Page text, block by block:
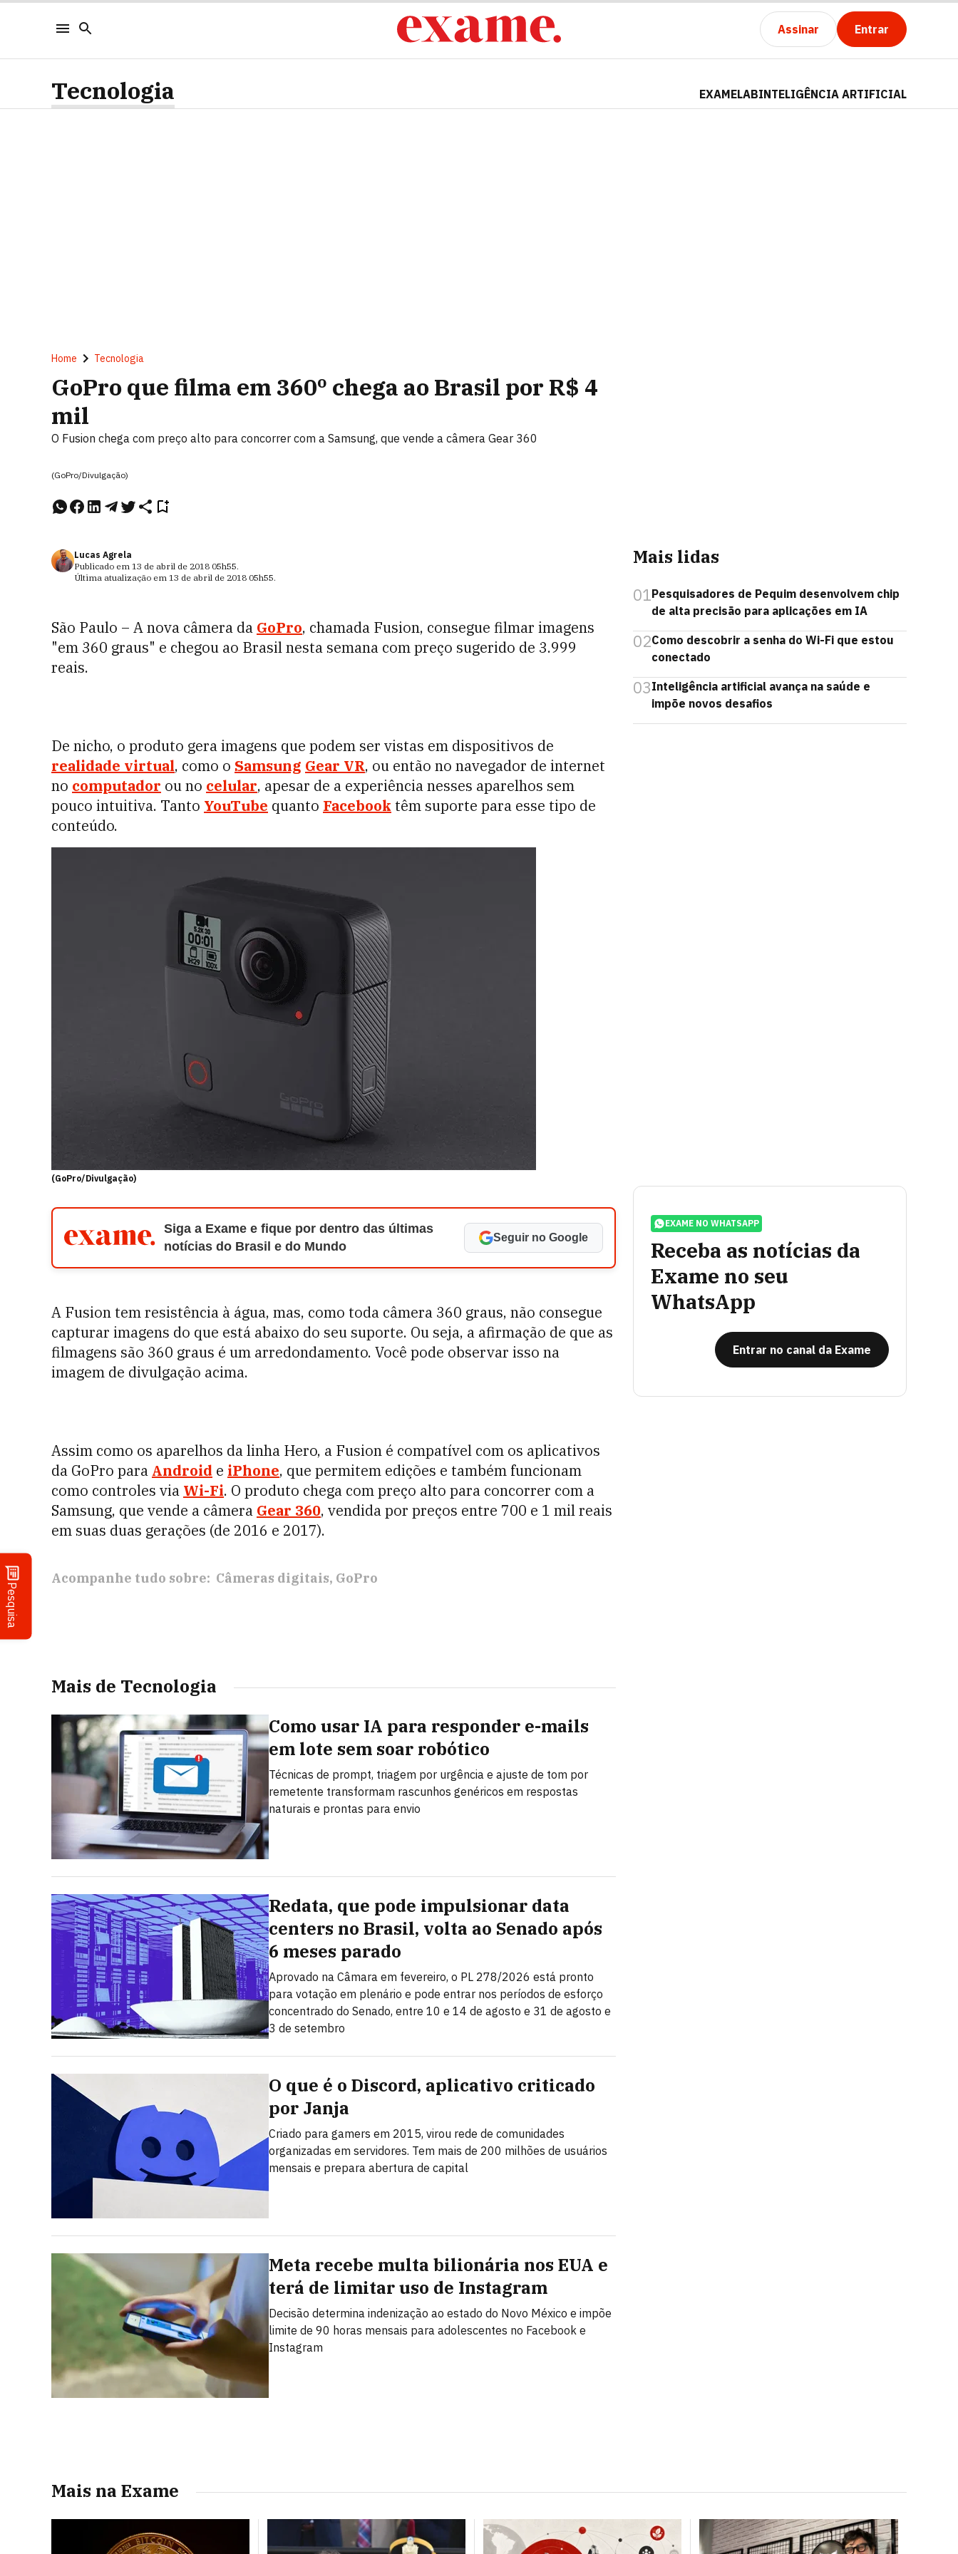
Assinar Entrar
Pesquisa
Tecnologia EXAMELABINTELIGÊNCIA ARTIFICIAL
Home Tecnologia
GoPro que filma em 360º chega ao Brasil por R$ 4
mil
O Fusion chega com preço alto para concorrer com a Samsung, que vende a câmera Gear 360
(GoPro/Divulgação)
Lucas Agrela
Publicado em 13 de abril de 2018 05h55.
Última atualização em 13 de abril de 2018 05h55.
São Paulo – A nova câmera da GoPro, chamada Fusion, consegue filmar imagens
"em 360 graus" e chegou ao Brasil nesta semana com preço sugerido de 3.999
reais.
De nicho, o produto gera imagens que podem ser vistas em dispositivos de
realidade virtual, como o Samsung Gear VR, ou então no navegador de internet
no computador ou no celular, apesar de a experiência nesses aparelhos sem
pouco intuitiva. Tanto YouTube quanto Facebook têm suporte para esse tipo de
conteúdo.
(GoPro/Divulgação)
Siga a Exame e fique por dentro das últimas
notícias do Brasil e do Mundo
Seguir no Google
A Fusion tem resistência à água, mas, como toda câmera 360 graus, não consegue
capturar imagens do que está abaixo do seu suporte. Ou seja, a afirmação de que as
filmagens são 360 graus é um arredondamento. Você pode observar isso na
imagem de divulgação acima.
Assim como os aparelhos da linha Hero, a Fusion é compatível com os aplicativos
da GoPro para Android e iPhone, que permitem edições e também funcionam
como controles via Wi-Fi. O produto chega com preço alto para concorrer com a
Samsung, que vende a câmera Gear 360, vendida por preços entre 700 e 1 mil reais
em suas duas gerações (de 2016 e 2017).
Acompanhe tudo sobre: Câmeras digitais GoPro
Mais de Tecnologia
Como usar IA para responder e-mails
em lote sem soar robótico
Técnicas de prompt, triagem por urgência e ajuste de tom por
remetente transformam rascunhos genéricos em respostas
naturais e prontas para envio
Redata, que pode impulsionar data
centers no Brasil, volta ao Senado após
6 meses parado
Aprovado na Câmara em fevereiro, o PL 278/2026 está pronto
para votação em plenário e pode entrar nos períodos de esforço
concentrado do Senado, entre 10 e 14 de agosto e 31 de agosto e
3 de setembro
O que é o Discord, aplicativo criticado
por Janja
Criado para gamers em 2015, virou rede de comunidades
organizadas em servidores. Tem mais de 200 milhões de usuários
mensais e prepara abertura de capital
Meta recebe multa bilionária nos EUA e
terá de limitar uso de Instagram
Decisão determina indenização ao estado do Novo México e impõe
limite de 90 horas mensais para adolescentes no Facebook e
Instagram
Mais lidas
01Pesquisadores de Pequim desenvolvem chip
de alta precisão para aplicações em IA
02Como descobrir a senha do Wi-Fi que estou
conectado
03Inteligência artificial avança na saúde e
impõe novos desafios
EXAME NO WHATSAPP
Receba as notícias da
Exame no seu
WhatsApp
Entrar no canal da Exame
Mais na Exame